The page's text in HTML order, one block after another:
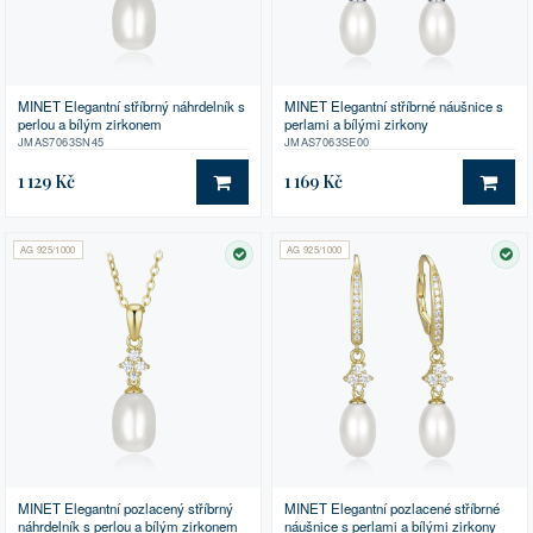
MINET Elegantní stříbrný náhrdelník s
perlou a bílým zirkonem
JMAS7063SN45
1 129 Kč DO KOŠÍKU
MINET Elegantní stříbrné náušnice s
perlami a bílými zirkony
JMAS7063SE00
1 169 Kč DO
AG 925/1000
SKLADEM
MINET Elegantní pozlacený stříbrný
náhrdelník s perlou a bílým zirkonem
AG 925/1000
MINET Elegantní pozlacené stříbrné
náušnice s perlami a bílými zirkony